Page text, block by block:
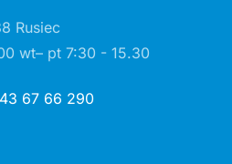
Rusiec
wt– pt 7:30 - 15.30
43 67 66 290